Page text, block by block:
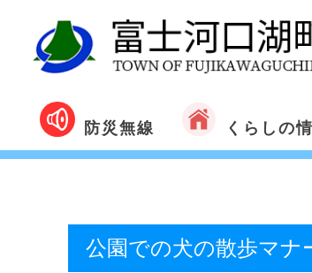
防災無線 くらしの
公園での犬の散歩マナ